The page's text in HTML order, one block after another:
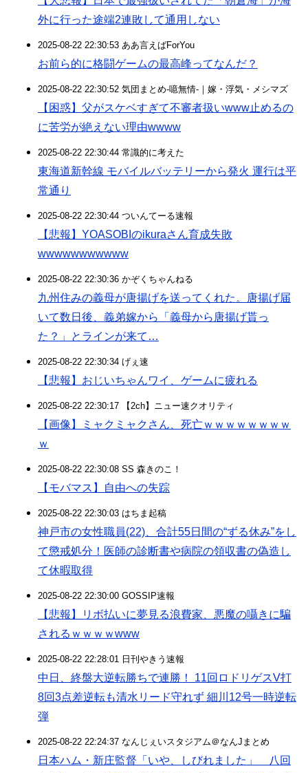
外に行った途端2連敗して通用しない
2025-08-22 22:30:53 ああ言えばForYou
お前ら的に格闘ゲームの最高峰ってなんだ？
2025-08-22 22:30:52 気団まとめ-噫無情-｜嫁・浮気・メシマズ
【困惑】父がスケベすぎて不審者扱いwww止めるの
に苦労が絶えない理由wwww
2025-08-22 22:30:44 常識的に考えた
東海道新幹線 モバイルバッテリーから発火 運行は平
常通り
2025-08-22 22:30:44 ついんてーる速報
【悲報】YOASOBIのikuraさん育成失敗
wwwwwwwwwww
2025-08-22 22:30:36 かぞくちゃんねる
九州住みの義母が唐揚げを送ってくれた。唐揚げ届
いて数日後、義弟嫁から「義母から唐揚げ貰っ
た？」とラインが来て…
2025-08-22 22:30:34 げぇ速
【悲報】おじいちゃんワイ、ゲームに疲れる
2025-08-22 22:30:17 【2ch】ニュー速クオリティ
【画像】ミャクミャクさん、死亡ｗｗｗｗｗｗｗｗ
ｗ
2025-08-22 22:30:08 SS 森きのこ！
【モバマス】自由への失踪
2025-08-22 22:30:03 はちま起稿
神戸市の女性職員(22)、合計55日間の“ずる休み”をし
て懲戒処分！医師の診断書や病院の領収書の偽造し
て休暇取得
2025-08-22 22:30:00 GOSSIP速報
【悲報】リボ払いに夢見る浪費家、悪魔の囁きに騙
されるｗｗｗｗwww
2025-08-22 22:28:01 日刊やきう速報
中日、終盤大逆転勝ちで連勝！ 11回ロドリゲスV打
8回3点差逆転も清水リード守れず 細川12号一時逆転
弾
2025-08-22 22:24:37 なんじぇいスタジアム＠なんJまとめ
日本ハム・新庄監督「いや、しびれました」 八回